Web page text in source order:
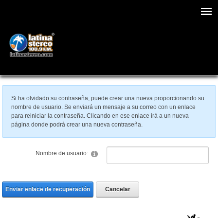
Si ha olvidado su contraseña, puede crear una nueva proporcionando su
nombre de usuario. Se enviará un mensaje a su correo con un enlace
para reiniciar la contraseña. Clicando en ese enlace irá a un nueva
página donde podrá crear una nueva contraseña.
Nombre de usuario:
Enviar enlace de recuperación Cancelar